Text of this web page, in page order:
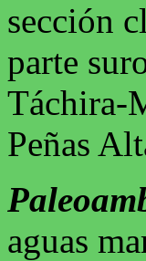
sección
parte
Táchira-
Peñas
aguas